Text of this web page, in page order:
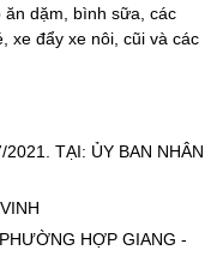
dặm, bình sữa, các
xe đẩy xe nôi, cũi và các
TẠI: ỦY BAN NHÂN
HỢP GIANG -